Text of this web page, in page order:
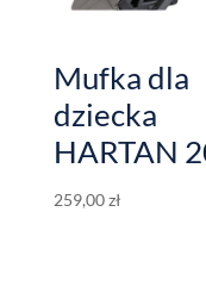
Mufka dla
dziecka
HARTAN
259,00zł